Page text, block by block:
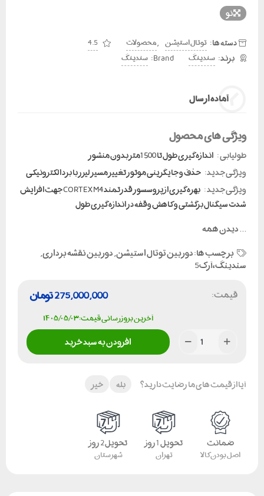
نو
دسته ها: توتال استیشن ,محصولات 4.5
سندینگ Brand: سندینگ
آماده ارسال
ویژگی های محصول
طولیابی : اندازه گیری طول تا 1500متر بدون منشور
ویژگی جدید: حذف و جایگزینی موتور تغییر مسیر لیزر با برد الکترونیکی
ویژگی جدید :
بهره گیری از پروسسور قدرتمند CORTEX M4 جهت افزایش
شدت سیگنال برگشتی و کاهش وقفه در اندازه گیری طول
...دیدن همه
برچسب ها:دوربین توتال استیشن,دوربین نقشه برداری,
سندینگ،آرک5
قیمت:
تومان275,000,000
آخرین بروزرسانی قیمت: ۱۴۰۵/۰۵/۰۳
افزودن به سبد خرید
آیا از قیمت های ما رضایت دارید؟ بله خیر
ضمانت
اصل بودن کالا
تحویل 1 روز
تهران
تحویل 2 روز
شهرستان